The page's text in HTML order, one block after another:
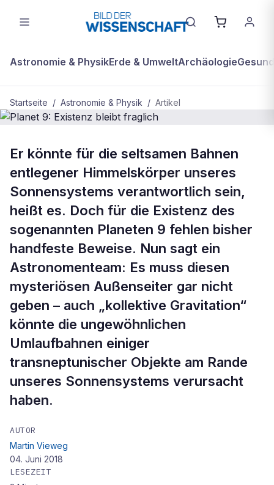
Astronomie & PhysikErde & UmweltArchäologie
Startseite / Astronomie & Physik / Artikel
Planet 9: Existenz bleibt fraglich
Er könnte für die seltsamen Bahnen
entlegener Himmelskörper unseres
Sonnensystems verantwortlich sein,
heißt es. Doch für die Existenz des
sogenannten Planeten 9 fehlen bisher
handfeste Beweise. Nun sagt ein
Astronomenteam: Es muss diesen
mysteriösen Außenseiter gar nicht
geben – auch „kollektive Gravitation“
könnte die ungewöhnlichen
Umlaufbahnen einiger
transneptunischer Objekte am Rande
unseres Sonnensystems verursacht
haben.
AUTOR
Martin Vieweg
04. Juni 2018
LESEZEIT